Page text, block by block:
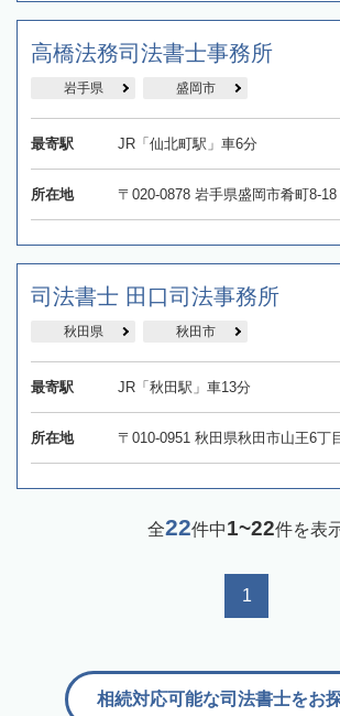
高橋法務司法書士事務所
岩手県 盛岡市
最寄駅 JR「仙北町駅」車6分
所在地 〒020-0878 岩手県盛岡市肴町8-18
司法書士 田口司法事務所
秋田県 秋田市
最寄駅 JR「秋田駅」車13分
所在地 〒010-0951 秋田県秋田市山王6丁
全22件中1~22件を表
1
相続対応可能な司法書士をお